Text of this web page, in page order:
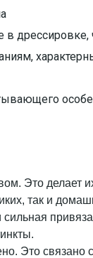
дрессировке,
Это делает
так и
Это связано